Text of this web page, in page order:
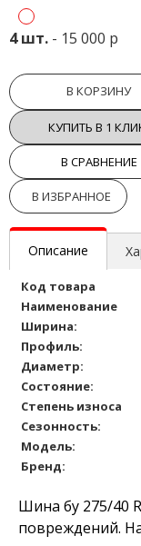
4 шт. - 15 000 р
В КОРЗИНУ
КУПИТЬ В 1
В СРАВНЕНИЕ
В ИЗБРАННОЕ
Описание
Код товара
Наименование
Ширина:
Профиль:
Диаметр:
Состояние:
Степень износа
Сезонность:
Модель:
Бренд:
Шина бу 275/40
повреждений.